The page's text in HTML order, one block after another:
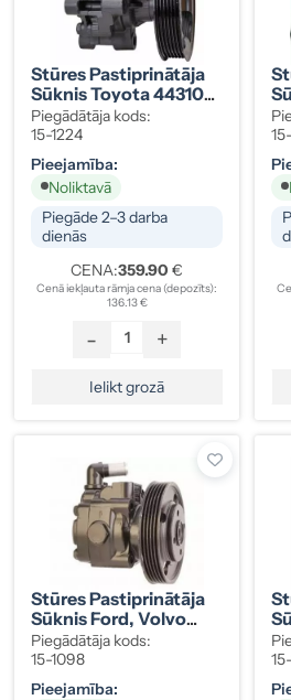
Stūres Pastiprinātāja
Sūknis Toyota 44310-
0F010
Piegādātāja kods:
15-1224
Pieejamība:
Noliktavā
Piegāde 2–3 darba
dienās
CENA:359.90 €
Cenā iekļauta rāmja cena (depozīts):
136.13 €
- +
Ielikt grozā
Stūres Pastiprinātāja
Sūknis Ford, Volvo
6G91-3A696-MB
Piegādātāja kods:
15-1098
Pieejamība: